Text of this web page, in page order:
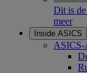
Dit is
meer
Inside ASICS
ASICS-